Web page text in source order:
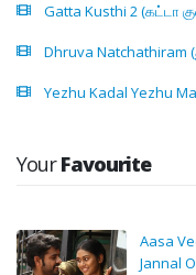
Gatta Kusthi 2 (கட்டா
Dhruva Natchathiram
Yezhu Kadal Yezhu
YourFavourite
Aasa
Jannal